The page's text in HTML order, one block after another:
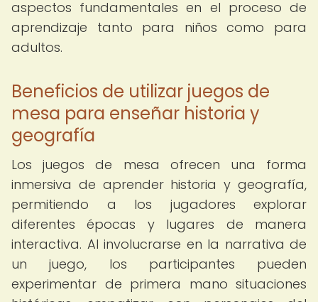
aspectos fundamentales en el proceso de
aprendizaje tanto para niños como para
adultos.
Beneficios de utilizar juegos de
mesa para enseñar historia y
geografía
Los juegos de mesa ofrecen una forma
inmersiva de aprender historia y geografía,
permitiendo a los jugadores explorar
diferentes épocas y lugares de manera
interactiva. Al involucrarse en la narrativa de
un juego, los participantes pueden
experimentar de primera mano situaciones